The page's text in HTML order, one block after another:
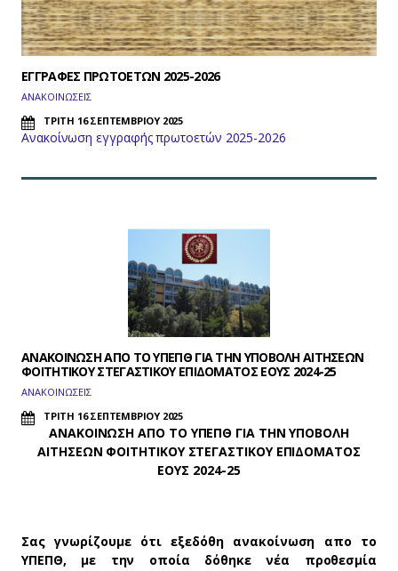
ΕΓΓΡΑΦΕΣ ΠΡΩΤΟΕΤΩΝ 2025-2026
ΑΝΑΚΟΙΝΩΣΕΙΣ
ΤΡΙΤΗ 16 ΣΕΠΤΕΜΒΡΙΟΥ 2025
Ανακοίνωση εγγραφής πρωτοετών 2025-2026
ΑΝΑΚΟΙΝΩΣΗ ΑΠΟ ΤΟ ΥΠΕΠΘ ΓΙΑ ΤΗΝ ΥΠΟΒΟΛΗ ΑΙΤΗΣΕΩΝ
ΦΟΙΤΗΤΙΚΟΥ ΣΤΕΓΑΣΤΙΚΟΥ ΕΠΙΔΟΜΑΤΟΣ ΕΟΥΣ 2024-25
ΑΝΑΚΟΙΝΩΣΕΙΣ
ΤΡΙΤΗ 16 ΣΕΠΤΕΜΒΡΙΟΥ 2025
ΑΝΑΚΟΙΝΩΣΗ ΑΠΟ ΤΟ ΥΠΕΠΘ ΓΙΑ ΤΗΝ ΥΠΟΒΟΛΗ
ΑΙΤΗΣΕΩΝ ΦΟΙΤΗΤΙΚΟΥ ΣΤΕΓΑΣΤΙΚΟΥ ΕΠΙΔΟΜΑΤΟΣ
ΕΟΥΣ 2024-25
Σας γνωρίζουμε ότι εξεδόθη ανακοίνωση απο το
ΥΠΕΠΘ, με την οποία δόθηκε νέα προθεσμία